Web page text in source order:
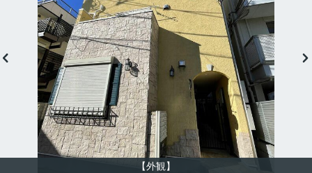
【外観】